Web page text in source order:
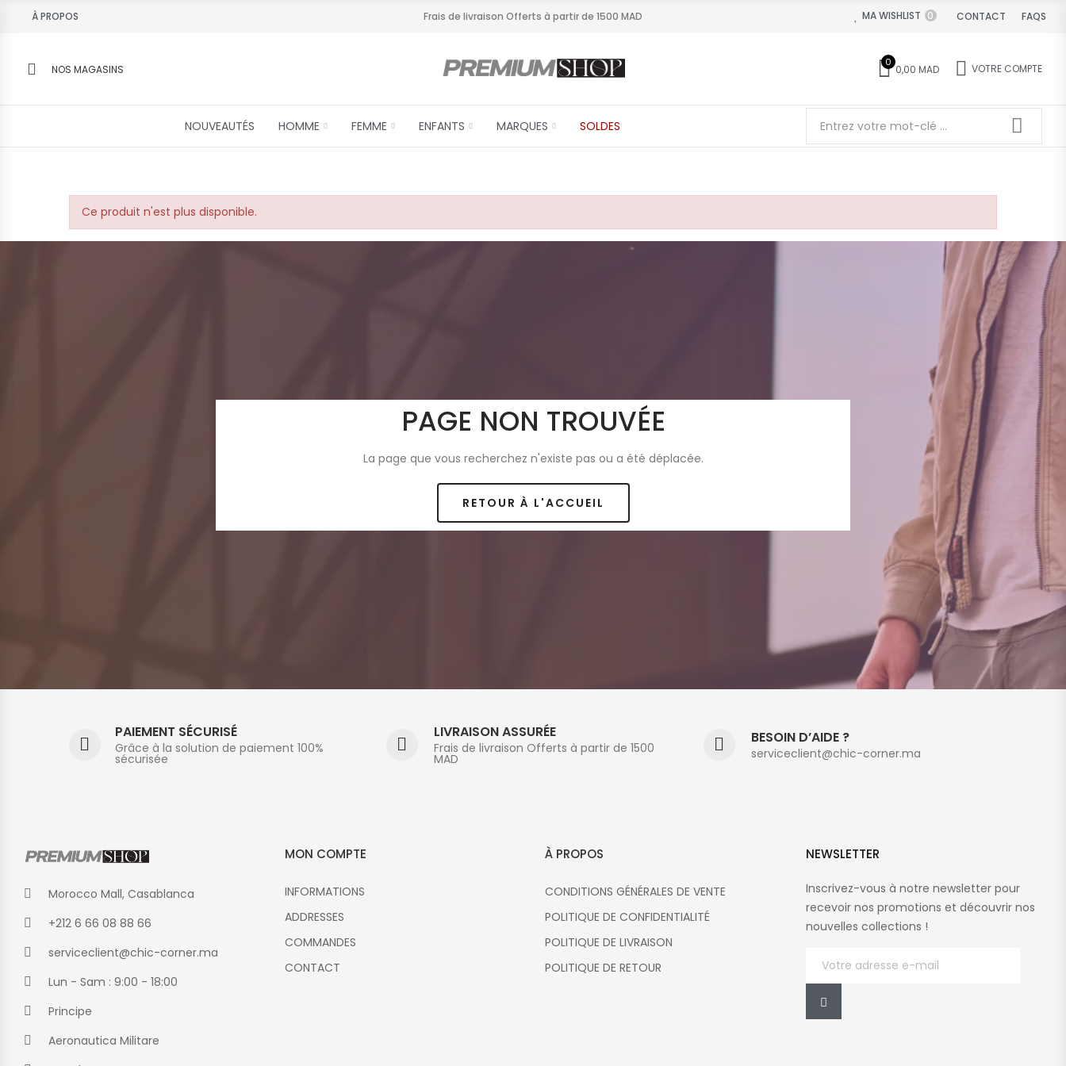
À PROPOS Frais de livraison Offerts à partir de 1500 MAD MA WISHLIST 0 CONTACT FAQS
NOS MAGASINS
0
0,00 MAD VOTRE COMPTE
NOUVEAUTÉS HOMME FEMME ENFANTS MARQUES SOLDES
Ce produit n'est plus disponible.
PAGE NON TROUVÉE
La page que vous recherchez n'existe pas ou a été déplacée.
RETOUR À L'ACCUEIL
PAIEMENT SÉCURISÉ
Grâce à la solution de paiement 100%
sécurisée
LIVRAISON ASSURÉE
Frais de livraison Offerts à partir de 1500
MAD
BESOIN D’AIDE ?
serviceclient@chic-corner.ma
Morocco Mall, Casablanca
+212 6 66 08 88 66
serviceclient@chic-corner.ma
Lun - Sam : 9:00 - 18:00
Principe
Aeronautica Militare
MON COMPTE
INFORMATIONS
ADDRESSES
COMMANDES
CONTACT
À PROPOS
CONDITIONS GÉNÉRALES DE VENTE
POLITIQUE DE CONFIDENTIALITÉ
POLITIQUE DE LIVRAISON
POLITIQUE DE RETOUR
NEWSLETTER
Inscrivez-vous à notre newsletter pour
recevoir nos promotions et découvrir nos
nouvelles collections !